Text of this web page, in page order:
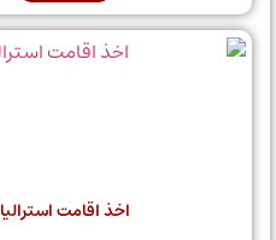
اخذ اقامت استرالیا